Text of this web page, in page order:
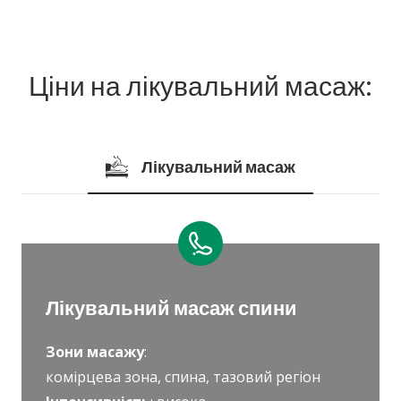
Ціни на лікувальний масаж:
Лікувальний масаж
Лікувальний масаж спини
Зони масажу:
комірцева зона, спина, тазовий регіон